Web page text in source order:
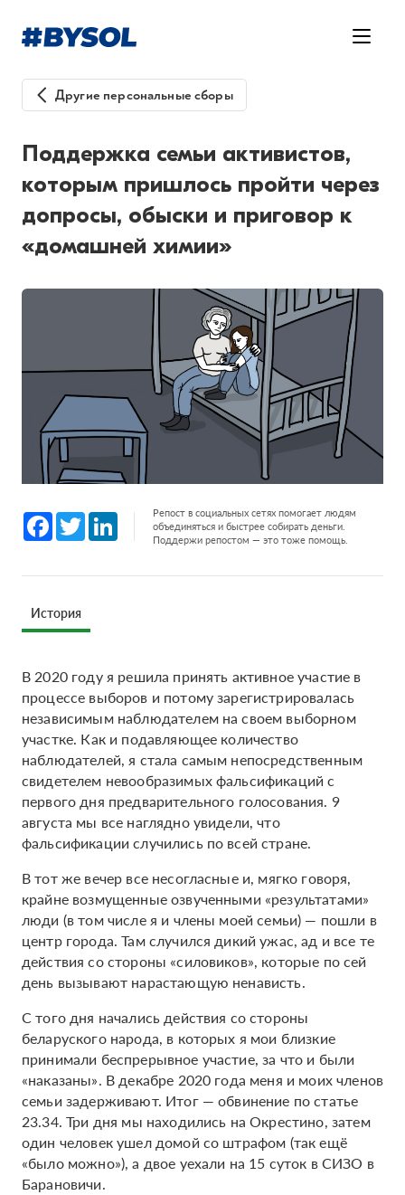
Другие персональные сборы
Поддержка семьи активистов,
которым пришлось пройти через
допросы, обыски и приговор к
«домашней химии»
Facebook
Twitter LinkedInРепост в социальных сетях помогает людям
объединяться и быстрее собирать деньги.
Поддержи репостом — это тоже помощь.
История
В 2020 году я решила принять активное участие в
процессе выборов и потому зарегистрировалась
независимым наблюдателем на своем выборном
участке. Как и подавляющее количество
наблюдателей, я стала самым непосредственным
свидетелем невообразимых фальсификаций с
первого дня предварительного голосования. 9
августа мы все наглядно увидели, что
фальсификации случились по всей стране.
В тот же вечер все несогласные и, мягко говоря,
крайне возмущенные озвученными «результатами»
люди (в том числе я и члены моей семьи) — пошли в
центр города. Там случился дикий ужас, ад и все те
действия со стороны «силовиков», которые по сей
день вызывают нарастающую ненависть.
С того дня начались действия со стороны
беларуского народа, в которых я мои близкие
принимали беспрерывное участие, за что и были
«наказаны». В декабре 2020 года меня и моих членов
семьи задерживают. Итог — обвинение по статье
23.34. Три дня мы находились на Окрестино, затем
один человек ушел домой со штрафом (так ещё
«было можно»), а двое уехали на 15 суток в СИЗО в
Барановичи.